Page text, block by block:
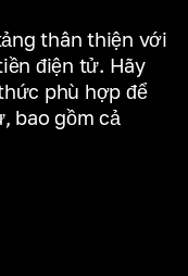
thân thiện với
điện tử. Hãy
phù hợp để
bao gồm cả